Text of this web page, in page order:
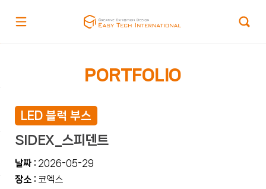
PORTFOLIO
LED 블럭 부스
SIDEX_스피덴트
날짜 : 2026-05-29
장소 : 코엑스